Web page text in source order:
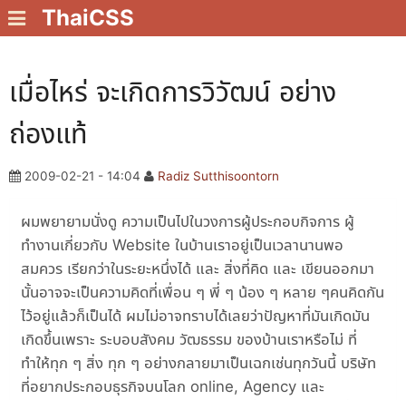
ThaiCSS
เมื่อไหร่ จะเกิดการวิวัฒน์ อย่าง
ถ่องแท้
2009-02-21 - 14:04 Radiz Sutthisoontorn
ผมพยายามนั่งดู ความเป็นไปในวงการผู้ประกอบกิจการ ผู้
ทำงานเกี่ยวกับ Website ในบ้านเราอยู่เป็นเวลานานพอ
สมควร เรียกว่าในระยะหนึ่งได้ และ สิ่งที่คิด และ เขียนออกมา
นั้นอาจจะเป็นความคิดที่เพื่อน ๆ พี่ ๆ น้อง ๆ หลาย ๆคนคิดกัน
ไว้อยู่แล้วก็เป็นได้ ผมไม่อาจทราบได้เลยว่าปัญหาที่มันเกิดมัน
เกิดขึ้นเพราะ ระบอบสังคม วัฒธรรม ของบ้านเราหรือไม่ ที่
ทำให้ทุก ๆ สิ่ง ทุก ๆ อย่างกลายมาเป็นเฉกเช่นทุกวันนี้ บริษัท
ที่อยากประกอบธุรกิจบนโลก online, Agency และ